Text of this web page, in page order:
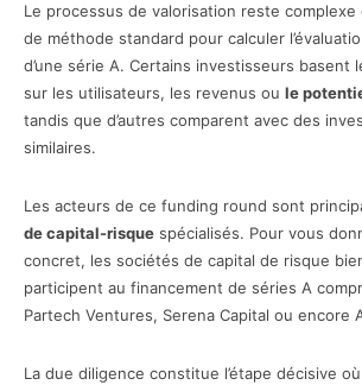
Le processus de valorisation reste complexe
de méthode standard pour calculer
d’une série A. Certains investisseurs basent
sur les utilisateurs, les revenus ou le
tandis que d’autres comparent avec des
similaires.
Les acteurs de ce funding round sont
de capital-risque spécialisés. Pour vous
concret, les sociétés de capital de risque
participent au financement de séries A
Partech Ventures, Serena Capital ou encore
La due diligence constitue l’étape décisive